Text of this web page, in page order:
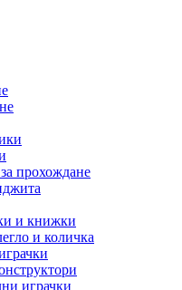
прохождане
и книжки
и количка
играчки